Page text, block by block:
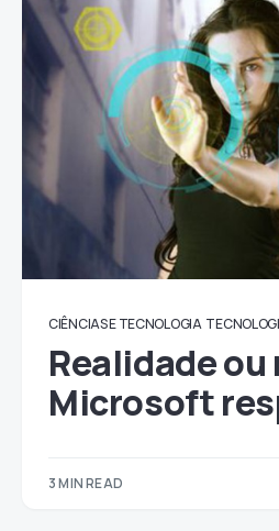
CIÊNCIAS E TECNOLOGIA
Realidade ou
Microsoft
3 MIN READ